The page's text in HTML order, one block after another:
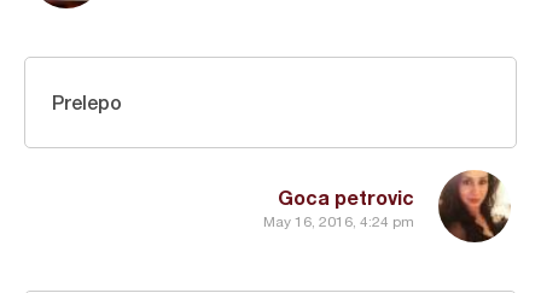
Goca petrovic
May 16, 2016, 4:24 pm
Prelepo